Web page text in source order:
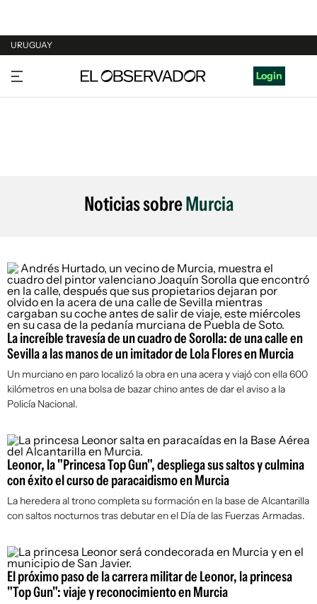
URUGUAY
URUGUAY
ARGENTINA
Login
Noticias sobreMurcia
La increíble travesía de un cuadro de Sorolla: de una calle en
Sevilla a las manos de un imitador de Lola Flores en Murcia
Un murciano en paro localizó la obra en una acera y viajó con ella 600
kilómetros en una bolsa de bazar chino antes de dar el aviso a la
Policía Nacional.
Leonor, la "Princesa Top Gun", despliega sus saltos y culmina
con éxito el curso de paracaidismo en Murcia
La heredera al trono completa su formación en la base de Alcantarilla
con saltos nocturnos tras debutar en el Día de las Fuerzas Armadas.
El próximo paso de la carrera militar de Leonor, la princesa
"Top Gun": viaje y reconocimiento en Murcia